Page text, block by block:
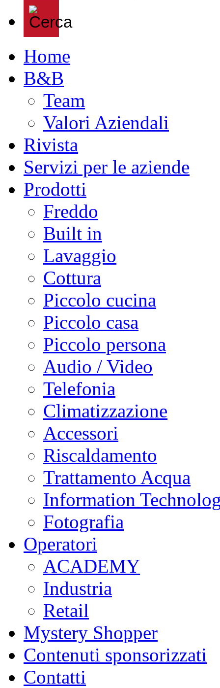
Home
B&B
Team
Valori Aziendali
Rivista
Servizi per le aziende
Prodotti
Freddo
Built in
Lavaggio
Cottura
Piccolo cucina
Piccolo casa
Piccolo persona
Audio / Video
Telefonia
Climatizzazione
Accessori
Riscaldamento
Trattamento Acqua
Information
Fotografia
Operatori
ACADEMY
Industria
Retail
Mystery Shopper
Contenuti sponsorizzati
Contatti